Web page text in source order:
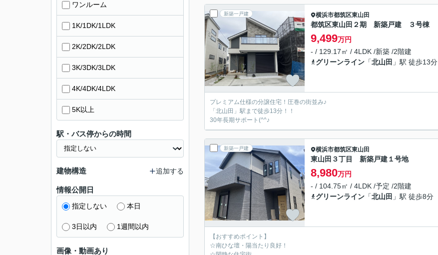
新築一戸建 横浜市都筑区東山田
都筑区東山田２期 新築戸建 ３号棟
9,499万円
- / 129.17㎡ / 4LDK /新築 /2階建
グリーンライン 「北山田 」駅 徒歩13分
プレミアム仕様の分譲住宅！圧巻の街並み♪
「北山田」駅まで徒歩13分！！
30年長期サポート(^^♪
新築一戸建 横浜市都筑区東山田
東山田３丁目 新築戸建１号地
8,980万円
- / 104.75㎡ / 4LDK /予定 /2階建
グリーンライン 「北山田 」駅 徒歩8分
【おすすめポイント】
☆南ひな壇・陽当たり良好！
ワンルーム
1K/1DK/1LDK
2K/2DK/2LDK
3K/3DK/3LDK
4K/4DK/4LDK
5K以上
駅・バス停からの時間
建物構造 追加する
情報公開日
指定しない 本日
3日以内 1週間以内
画像・動画あり